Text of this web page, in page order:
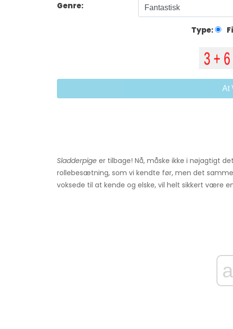
Genre:
Type:
At
Sladderpige er tilbage! Nå, måske ikke i nøjagtigt
rollebesætning, som vi kendte før, men det
voksede til at kende og elske, vil helt sikkert være